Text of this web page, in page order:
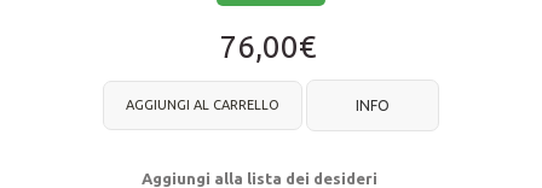
76,00€
AGGIUNGI AL CARRELLO INFO
Aggiungi alla lista dei desideri